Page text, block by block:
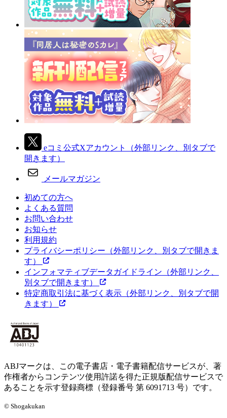
eコミ公式Xアカウント
（外部リンク、別タブで
開きます）
メールマガジン
初めての方へ
よくある質問
お問い合わせ
お知らせ
利用規約
プライバシーポリシー （外部リンク、別タブで開きま
す）
インフォマティブデータガイドライン （外部リンク、
別タブで開きます）
特定商取引法に基づく表示 （外部リンク、別タブで開
きます）
ABJマークは、この電子書店・電子書籍配信サービスが、著
作権者からコンテンツ使用許諾を得た正規版配信サービスで
あることを示す登録商標（登録番号 第 6091713 号）です。
© Shogakukan